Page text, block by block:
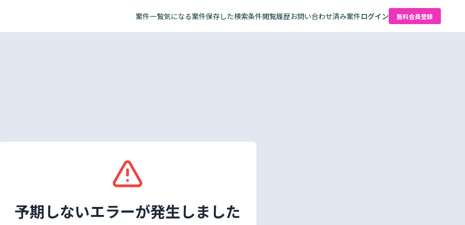
案件一覧気になる案件保存した検索条件閲覧履歴お問い合わせ済み案件ログイン 無料会員登録
予期しないエラーが発生しました